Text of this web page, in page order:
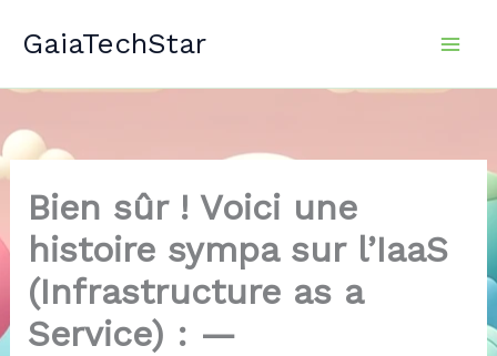
GaiaTechStar
Bien sûr ! Voici une
histoire sympa sur l’IaaS
(Infrastructure as a
Service) : —